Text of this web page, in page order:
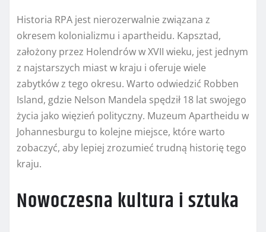
Historia RPA jest nierozerwalnie związana z
okresem kolonializmu i apartheidu. Kapsztad,
założony przez Holendrów w XVII wieku, jest jednym
z najstarszych miast w kraju i oferuje wiele
zabytków z tego okresu. Warto odwiedzić Robben
Island, gdzie Nelson Mandela spędził 18 lat swojego
życia jako więzień polityczny. Muzeum Apartheidu w
Johannesburgu to kolejne miejsce, które warto
zobaczyć, aby lepiej zrozumieć trudną historię tego
kraju.
Nowoczesna kultura i sztuka